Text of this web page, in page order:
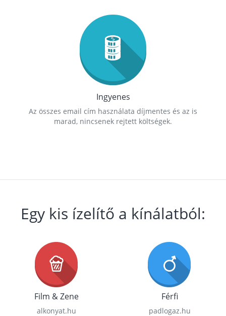
Ingyenes
Az összes email cím használata díjmentes és az is
marad, nincsenek rejtett költségek.
Egy kis ízelítő a kínálatból:
Film & Zene
alkonyat.hu
Férfi
padlogaz.hu